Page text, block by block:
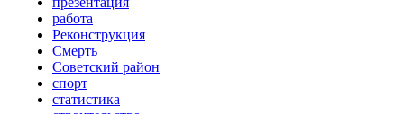
работа
Реконструкция
Смерть
Советский район
спорт
статистика